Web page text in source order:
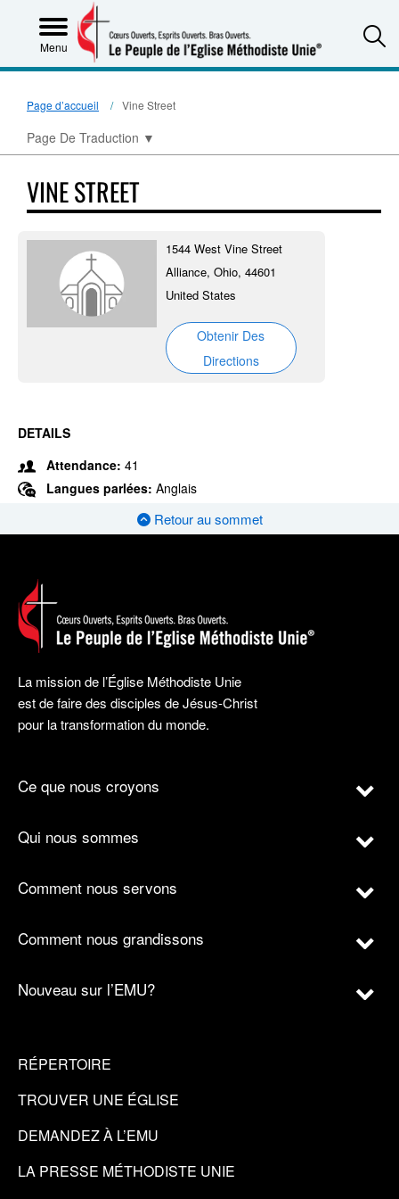
Menu
Page d’accueil Vine Street
Page De Traduction ▼
VINE STREET
1544 West Vine Street
Alliance, Ohio, 44601
United States
Obtenir Des
Directions
DETAILS
Attendance: 41
Langues parlées: Anglais
Retour au sommet
La mission de l’Église Méthodiste Unie
est de faire des disciples de Jésus-Christ
pour la transformation du monde.
Ce que nous croyons
Qui nous sommes
Comment nous servons
Comment nous grandissons
Nouveau sur l’EMU?
RÉPERTOIRE
TROUVER UNE ÉGLISE
DEMANDEZ À L’EMU
LA PRESSE MÉTHODISTE UNIE